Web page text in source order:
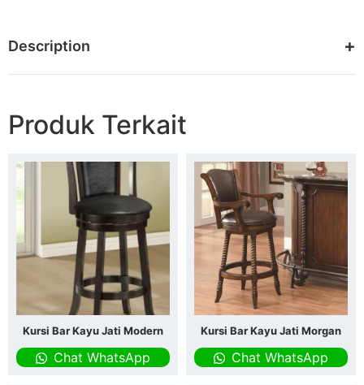
Description
Produk Terkait
Kursi Bar Kayu Jati Modern
Chat WhatsApp
Kursi Bar Kayu Jati Morgan
Chat WhatsApp